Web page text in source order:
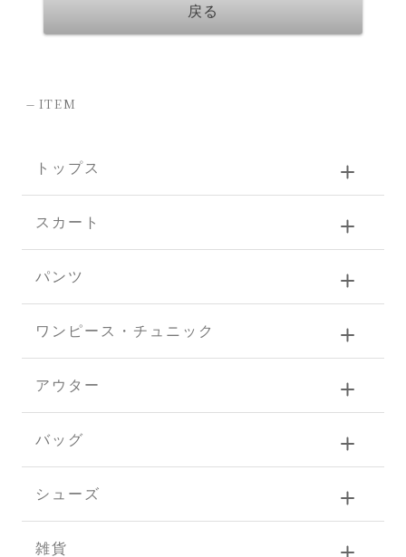
-ITEM
トップス
スカート
パンツ
ワンピース・チュニック
アウター
バッグ
シューズ
雑貨